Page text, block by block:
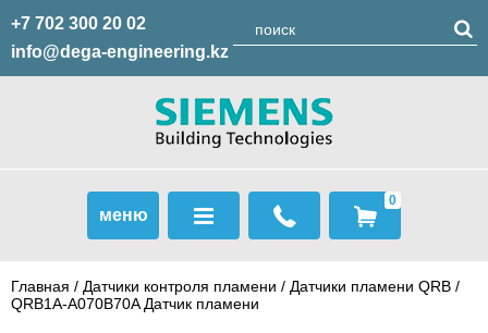
+7 702 300 20 02
info@dega-engineering.kz
меню
0
Главная / Датчики контроля пламени / Датчики пламени QRB /
QRB1A-A070B70A Датчик пламени